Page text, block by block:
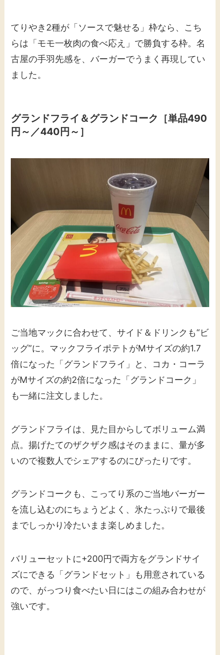
てりやき2種が「ソースで魅せる」枠なら、こち
らは「モモ一枚肉の食べ応え」で勝負する枠。名
古屋の手羽先感を、バーガーでうまく再現してい
ました。
グランドフライ＆グランドコーク［単品490
円～／440円～］
ご当地マックに合わせて、サイド＆ドリンクも“ビ
ッグ”に。マックフライポテトがMサイズの約1.7
倍になった「グランドフライ」と、コカ・コーラ
がMサイズの約2倍になった「グランドコーク」
も一緒に注文しました。
グランドフライは、見た目からしてボリューム満
点。揚げたてのザクザク感はそのままに、量が多
いので複数人でシェアするのにぴったりです。
グランドコークも、こってり系のご当地バーガー
を流し込むのにちょうどよく、氷たっぷりで最後
までしっかり冷たいまま楽しめました。
バリューセットに+200円で両方をグランドサイ
ズにできる「グランドセット」も用意されている
ので、がっつり食べたい日にはこの組み合わせが
強いです。